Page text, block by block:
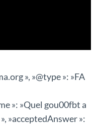
», »@type »: »FA
»: »Quel gou00fbt a
»acceptedAnswer »: